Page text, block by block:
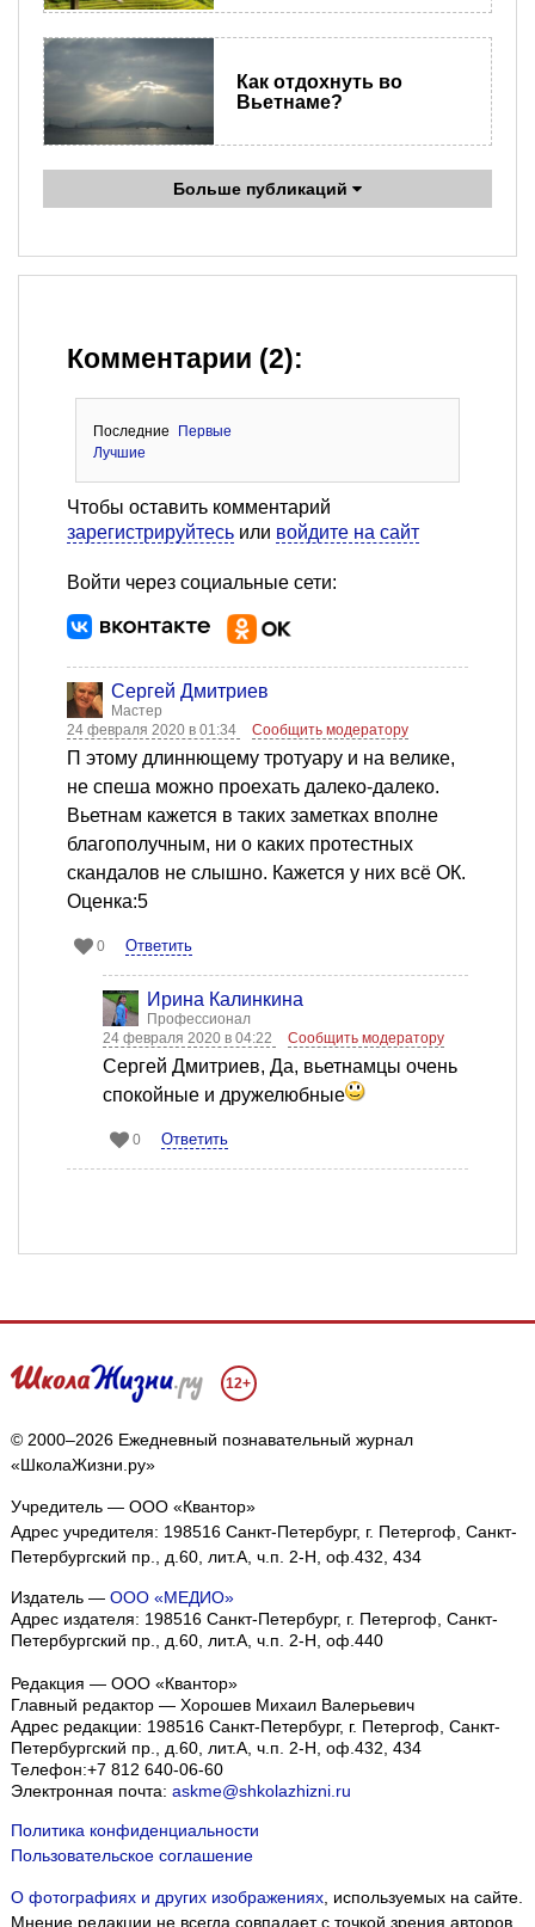
Как отдохнуть во
Вьетнаме?
Больше публикаций
Комментарии (2):
Последние
Первые
Лучшие
Чтобы оставить комментарий
зарегистрируйтесь или войдите на сайт
Войти через социальные сети:
Сергей Дмитриев
Мастер
24 февраля 2020 в 01:34
Сообщить модератору
П этому длиннющему тротуару и на велике,
не спеша можно проехать далеко-далеко.
Вьетнам кажется в таких заметках вполне
благополучным, ни о каких протестных
скандалов не слышно. Кажется у них всё ОК.
Оценка:5
0 Ответить
Ирина Калинкина
Профессионал
24 февраля 2020 в 04:22
Сообщить модератору
Сергей Дмитриев, Да, вьетнамцы очень
спокойные и дружелюбные
0 Ответить
12+
© 2000–2026 Ежедневный познавательный журнал
«ШколаЖизни.ру»
Учредитель — ООО «Квантор»
Адрес учредителя: 198516 Санкт-Петербург, г. Петергоф, Санкт-
Петербургский пр., д.60, лит.А, ч.п. 2-Н, оф.432, 434
Издатель — ООО «МЕДИО»
Адрес издателя: 198516 Санкт-Петербург, г. Петергоф, Санкт-
Петербургский пр., д.60, лит.А, ч.п. 2-Н, оф.440
Редакция — ООО «Квантор»
Главный редактор — Хорошев Михаил Валерьевич
Адрес редакции: 198516 Санкт-Петербург, г. Петергоф, Санкт-
Петербургский пр., д.60, лит.А, ч.п. 2-Н, оф.432, 434
Телефон:+7 812 640-06-60
Электронная почта: askme@shkolazhizni.ru
Политика конфиденциальности
Пользовательское соглашение
О фотографиях и других изображениях, используемых на сайте.
Мнение редакции не всегда совпадает с точкой зрения авторов